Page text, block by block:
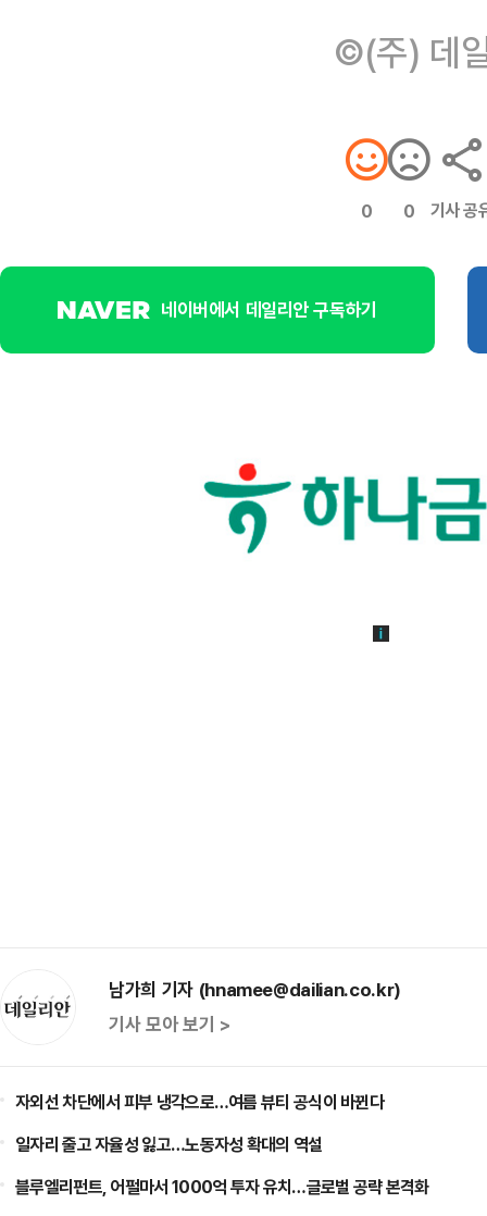
©(주) 데
0 0 기사 공
네이버에서 데일리안 구독하기
남가희 기자 (hnamee@dailian.co.kr)
기사 모아 보기 >
자외선 차단에서 피부 냉각으로…여름 뷰티 공식이 바뀐다
일자리 줄고 자율성 잃고…노동자성 확대의 역설
블루엘리펀트, 어펄마서 1000억 투자 유치…글로벌 공략 본격화